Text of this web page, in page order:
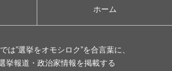
ホーム
は”選挙をオモシロク”を合言葉に、
挙報道・政治家情報を掲載する